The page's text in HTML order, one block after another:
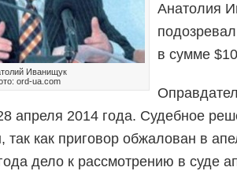
Иванищук
ord-ua.com
Анатолия
в сумме
апреля 2014 года. Судебное
так как приговор обжалован в
дело к рассмотрению в суде